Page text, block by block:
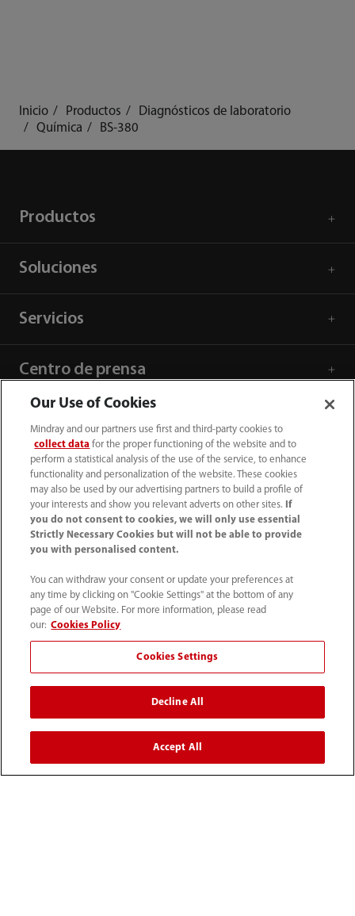
Inicio Productos
Diagnósticos de laboratorio
Química
BS-380
Productos
Soluciones
Servicios
Centro de prensa
Empleos
Acerca de Mindray
Información de contacto
52 55 5661 9450
intl-market@mindray.com
Our Use of Cookies
Mindray and our partners use first and third-party cookies to
collect data for the proper functioning of the website and to
perform a statistical analysis of the use of the service, to enhance
functionality and personalization of the website. These cookies
may also be used by our advertising partners to build a profile of
your interests and show you relevant adverts on other sites.
If
you do not consent to cookies, we will only use essential
Strictly Necessary Cookies but will not be able to provide
you with personalised content.
You can withdraw your consent or update your preferences at
any time by clicking on "Cookie Settings" at the bottom of any
page of our Website. For more information, please read
our: Cookies Policy
Cookies Settings
Decline All
Accept All